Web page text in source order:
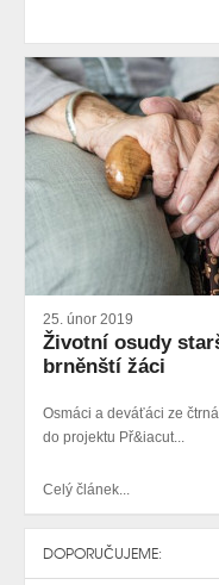
25. únor 2019
Životní osudy
brněnští žáci
Osmáci a deváťáci ze
do projektu Př&iacut...
Celý článek...
DOPORUČUJEME: